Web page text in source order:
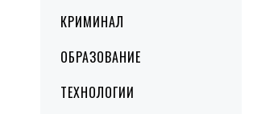
КРИМИНАЛ
ОБРАЗОВАНИЕ
ТЕХНОЛОГИИ